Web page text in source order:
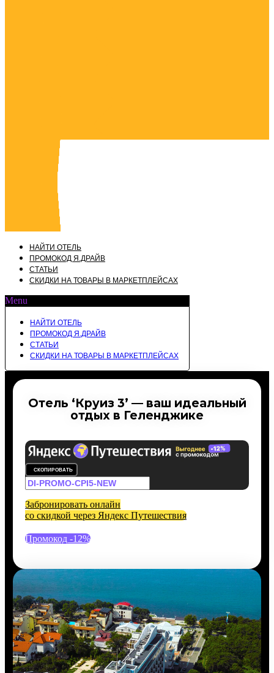
НАЙТИ ОТЕЛЬ
ПРОМОКОД Я.ДРАЙВ
СТАТЬИ
СКИДКИ НА ТОВАРЫ В МАРКЕТПЛЕЙСАХ
Menu
НАЙТИ ОТЕЛЬ
ПРОМОКОД Я.ДРАЙВ
СТАТЬИ
СКИДКИ НА ТОВАРЫ В МАРКЕТПЛЕЙСАХ
Отель ‘Круиз 3’ — ваш идеальный
отдых в Геленджике
СКОПИРОВАТЬ
Забронировать онлайн
со скидкой через Яндекс Путешествия
Промокод -12%